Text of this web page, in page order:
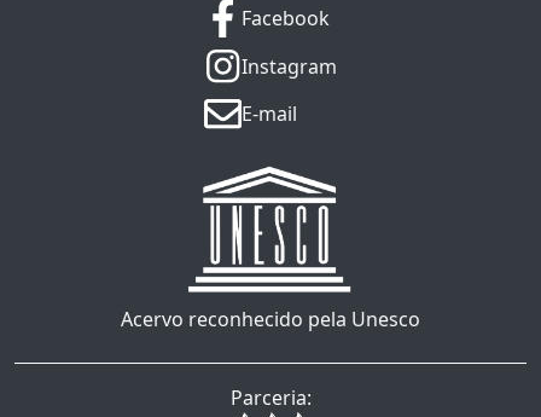
Facebook
Instagram
E-mail
Acervo reconhecido pela Unesco
Parceria: